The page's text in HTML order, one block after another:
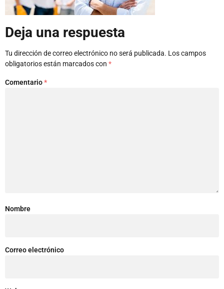
Deja una respuesta
Tu dirección de correo electrónico no será publicada. Los campos
obligatorios están marcados con *
Comentario*
Nombre
Correo electrónico